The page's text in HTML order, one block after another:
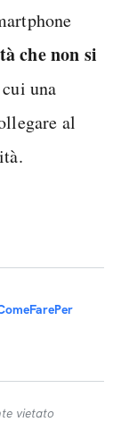
che non si
una
al
vietato